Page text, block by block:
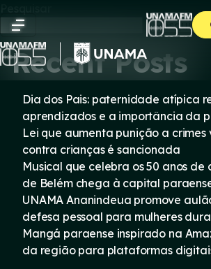
content
Pesquisar
Pesquisar
Recent Posts
Dia dos Pais: paternidade atípica
aprendizados e a importância da
Lei que aumenta punição a crimes
contra crianças é sancionada
Musical que celebra os 50 anos
de Belém chega à capital
UNAMA Ananindeua promove
defesa pessoal para mulheres
Mangá paraense inspirado na
da região para plataformas